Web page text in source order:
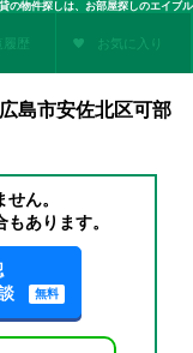
の物件探しは、お部屋探しのエイブル
履歴 お気に入り
島市安佐北区可部
ん。
あります。
無料